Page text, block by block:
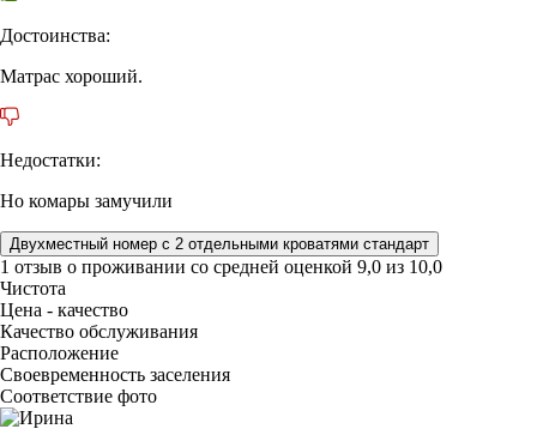
Достоинства:
Матрас хороший.
Недостатки:
Но комары замучили
Двухместный номер с 2 отдельными кроватями стандарт
1 отзыв о проживании со средней оценкой 9,0 из 10,0
Чистота
Цена - качество
Качество обслуживания
Расположение
Своевременность заселения
Соответствие фото